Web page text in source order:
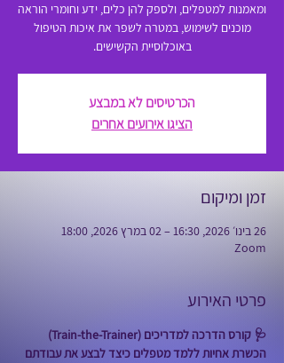
ומאמנות למטפלים, ולספק להן כלים, ידע וחומרי הוראה
מוכנים לשימוש, במטרה לשפר את איכות הטיפול
באוכלוסיית הקשישים.
הכרטיסים לא במבצע
הציגו אירועים אחרים
זמן ומיקום
26 בינו׳ 2026, 16:30 – 02 במרץ 2026, 18:00
Zoom
פרטי האירוע
🩺 קורס הדרכה למדריכים (Train-the-Trainer)
הכשרת אחיות ללמד מטפלים כיצד לבצע את עבודתם